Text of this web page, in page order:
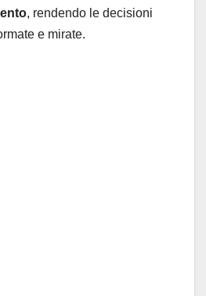
, rendendo le decisioni
e mirate.